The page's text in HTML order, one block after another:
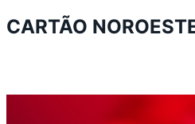
CARTÃO